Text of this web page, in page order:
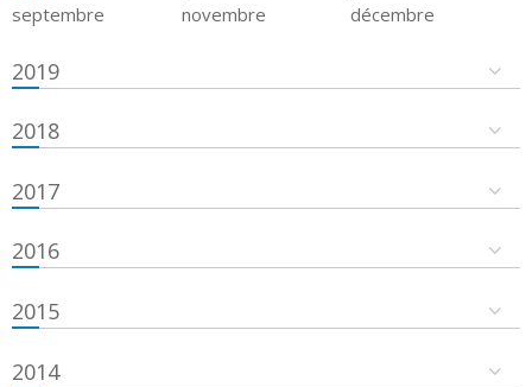
septembre
novembre décembre
2019
2018
2017
2016
2015
2014